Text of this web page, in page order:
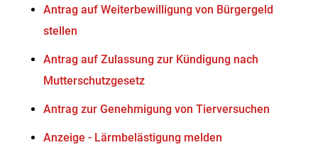
Antrag auf Weiterbewilligung von Bürgergeld
stellen
Antrag auf Zulassung zur Kündigung nach
Mutterschutzgesetz
Antrag zur Genehmigung von Tierversuchen
Anzeige - Lärmbelästigung melden